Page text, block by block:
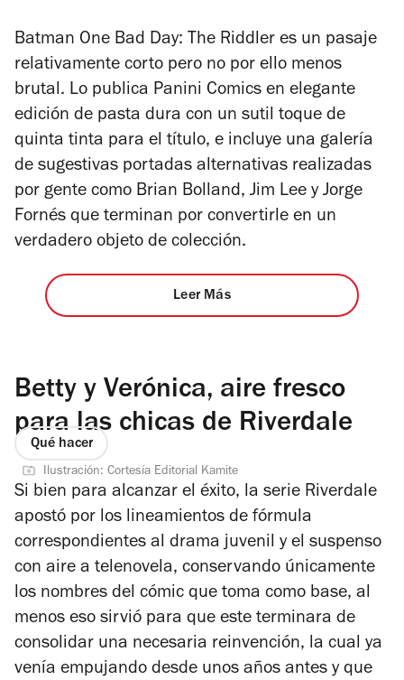
Batman One Bad Day: The Riddler es un pasaje
relativamente corto pero no por ello menos
brutal. Lo publica Panini Comics en elegante
edición de pasta dura con un sutil toque de
quinta tinta para el título, e incluye una galería
de sugestivas portadas alternativas realizadas
por gente como Brian Bolland, Jim Lee y Jorge
Fornés que terminan por convertirle en un
verdadero objeto de colección.
Leer Más
Betty y Verónica, aire fresco
para las chicas de Riverdale
Qué hacer
Ilustración: Cortesía Editorial Kamite
Si bien para alcanzar el éxito, la serie Riverdale
apostó por los lineamientos de fórmula
correspondientes al drama juvenil y el suspenso
con aire a telenovela, conservando únicamente
los nombres del cómic que toma como base, al
menos eso sirvió para que este terminara de
consolidar una necesaria reinvención, la cual ya
venía empujando desde unos años antes y que